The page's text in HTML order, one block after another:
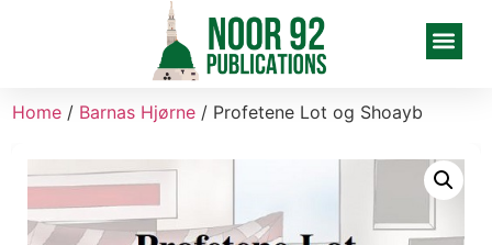
Home / Barnas Hjørne / Profetene Lot og Shoayb